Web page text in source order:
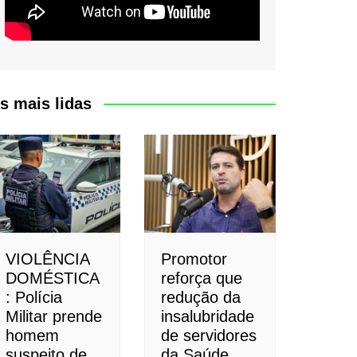
mais lidas
VIOLÊNCIA
DOMÉSTICA
: Polícia
Militar prende
homem
Promotor
reforça que
redução da
insalubridade
de servidores